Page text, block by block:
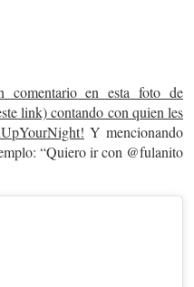
comentario en esta foto de
link) contando con quien les
Y mencionando
“Quiero ir con @fulanito